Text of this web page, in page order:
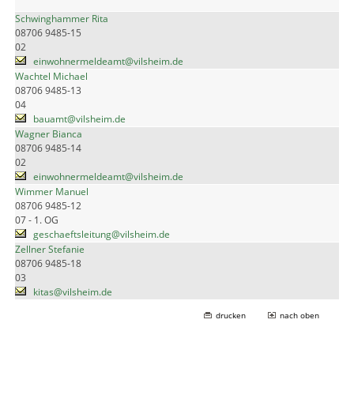
Schwinghammer Rita
08706 9485-15
02
einwohnermeldeamt@vilsheim.de
Wachtel Michael
08706 9485-13
04
bauamt@vilsheim.de
Wagner Bianca
08706 9485-14
02
einwohnermeldeamt@vilsheim.de
Wimmer Manuel
08706 9485-12
07 - 1. OG
geschaeftsleitung@vilsheim.de
Zellner Stefanie
08706 9485-18
03
kitas@vilsheim.de
drucken nach oben